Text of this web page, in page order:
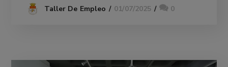
Taller De Empleo 01/07/2025 0